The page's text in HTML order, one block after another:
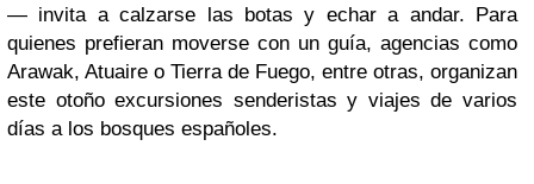
— invita a calzarse las botas y echar a andar. Para
quienes prefieran moverse con un guía, agencias como
Arawak, Atuaire o Tierra de Fuego, entre otras, organizan
este otoño excursiones senderistas y viajes de varios
días a los bosques españoles.